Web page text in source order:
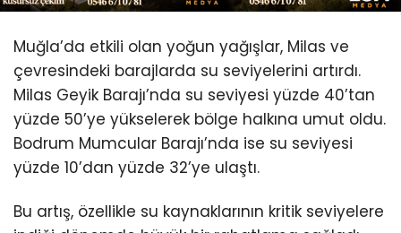
Muğla’da etkili olan yoğun yağışlar, Milas ve
çevresindeki barajlarda su seviyelerini artırdı.
Milas Geyik Barajı’nda su seviyesi yüzde 40’tan
yüzde 50’ye yükselerek bölge halkına umut oldu.
Bodrum Mumcular Barajı’nda ise su seviyesi
yüzde 10’dan yüzde 32’ye ulaştı.
Bu artış, özellikle su kaynaklarının kritik seviyelere